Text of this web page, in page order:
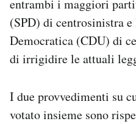
entrambi i maggiori
(SPD) di centrosinistra
Democratica (CDU) di
di irrigidire le attuali
I due provvedimenti su
votato insieme sono